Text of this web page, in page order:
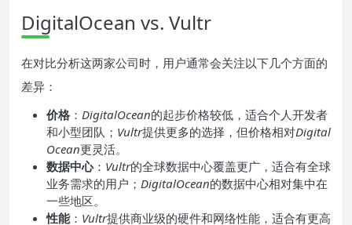
DigitalOcean vs. Vultr
在对比分析这两家公司时，用户通常会关注以下几个方面的
差异：
价格 ： DigitalOcean的起步价格较低，适合个人开发者
和小型团队； Vultr提供更多的选择，但价格相对Digital
Ocean更灵活。
数据中心： Vultr的全球数据中心覆盖更广，适合有全球
业务需求的用户； DigitalOcean的数据中心相对集中在
一些地区。
性能： Vultr提供商业级的硬件和网络性能，适合有更高